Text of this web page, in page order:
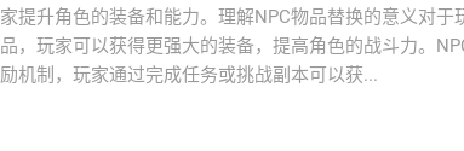
家提升角色的装备和能力。理解NPC物品替换的意义对
品，玩家可以获得更强大的装备，提高角色的战斗力。
励机制，玩家通过完成任务或挑战副本可以获...